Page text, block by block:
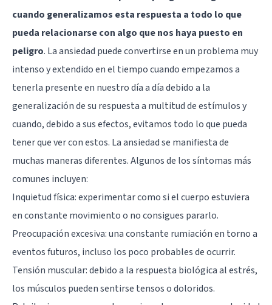
cuando generalizamos esta respuesta a todo lo que
pueda relacionarse con algo que nos haya puesto en
peligro. La ansiedad puede convertirse en un problema muy
intenso y extendido en el tiempo cuando empezamos a
tenerla presente en nuestro día a día debido a la
generalización de su respuesta a multitud de estímulos y
cuando, debido a sus efectos, evitamos todo lo que pueda
tener que ver con estos. La ansiedad se manifiesta de
muchas maneras diferentes. Algunos de los síntomas más
comunes incluyen:
Inquietud física: experimentar como si el cuerpo estuviera
en constante movimiento o no consigues pararlo.
Preocupación excesiva: una constante rumiación en torno a
eventos futuros, incluso los poco probables de ocurrir.
Tensión muscular: debido a la respuesta biológica al estrés,
los músculos pueden sentirse tensos o doloridos.